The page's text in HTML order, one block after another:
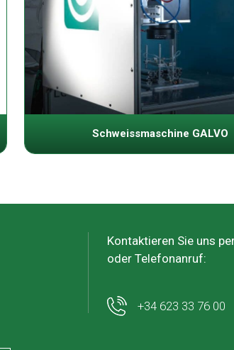
Schweissmaschine GALVO
Kontaktieren Sie uns
oder Telefonanruf:
+34 623 33 76 00